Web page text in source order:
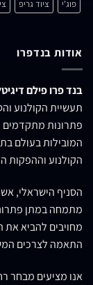
פוג'י
ציוד גריפ
אודות בנדפרו
בנד פרו פילם
תעשיית הקולנוע
פתרונות מתקדמים
המובילות בעולם
הקולנוע וההפקות
הסניף הישראלי, אשר
מתמחה במתן
מחויבים להביא את
התאמה לצרכים
אנו מציעים מבחר